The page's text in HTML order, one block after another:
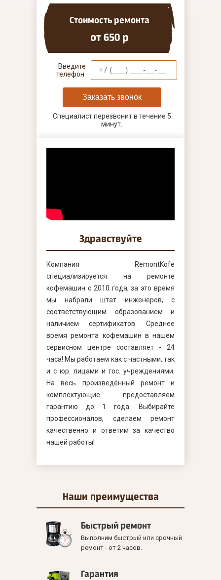
Стоимость ремонта
от 650 р
Введите
телефон:
Заказать звонок
Специалист перезвонит в течение 5
минут.
Здравствуйте
Компания RemontKofe
специализируется на ремонте
кофемашин с 2010 года, за это время
мы набрали штат инженеров, с
соответствующим образованием и
наличием сертификатов. Среднее
время ремонта кофемашин в нашем
сервисном центре составляет - 24
часа! Мы работаем как с частными, так
и с юр. лицами и гос. учреждениями.
На весь произведённый ремонт и
комплектующие предоставляем
гарантию до 1 года. Выбирайте
профессионалов, сделаем ремонт
качественно и ответим за качество
нашей работы!
Наши преимущества
Быстрый ремонт
Выполним быстрый или срочный
ремонт - от 2 часов.
Гарантия